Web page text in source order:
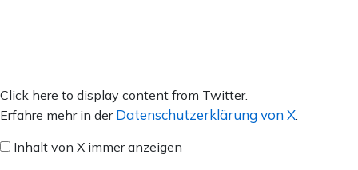
Inhalt
von
anzeigen
Click here to display content from Twitter.
Erfahre mehr in der Datenschutzerklärung von X.
Inhalt von X immer anzeigen